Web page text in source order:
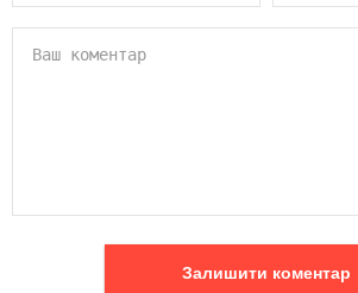
Залишити коментар